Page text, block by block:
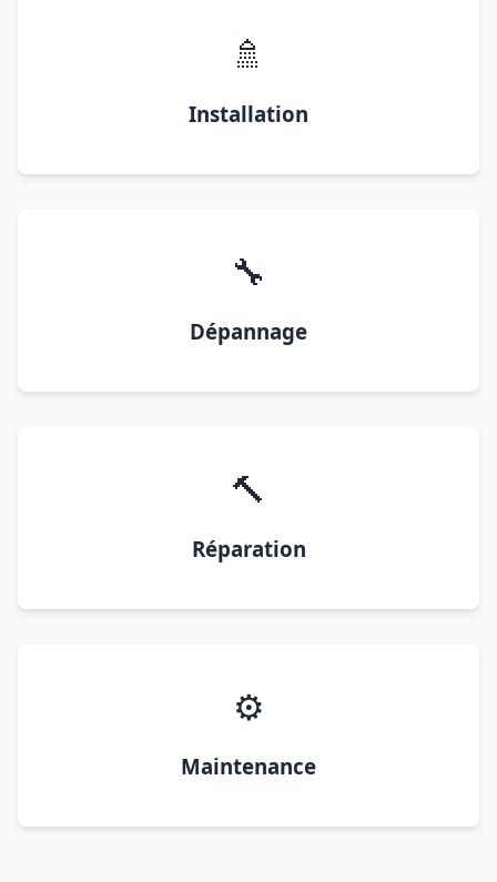
🚿
Installation
🔧
Dépannage
🔨
Réparation
⚙️
Maintenance